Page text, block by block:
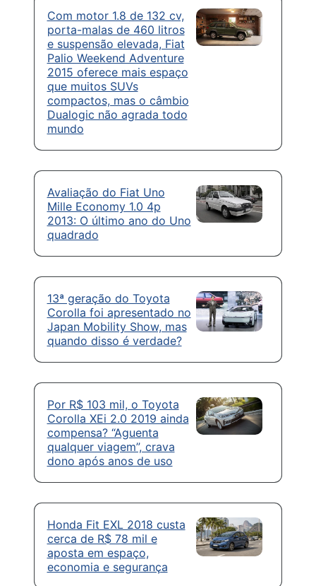
Com motor 1.8 de 132 cv,
porta-malas de 460 litros
e suspensão elevada, Fiat
Palio Weekend Adventure
2015 oferece mais espaço
que muitos SUVs
compactos, mas o câmbio
Dualogic não agrada todo
mundo
Avaliação do Fiat Uno
Mille Economy 1.0 4p
2013: O último ano do Uno
quadrado
13ª geração do Toyota
Corolla foi apresentado no
Japan Mobility Show, mas
quando disso é verdade?
Por R$ 103 mil, o Toyota
Corolla XEi 2.0 2019 ainda
compensa? “Aguenta
qualquer viagem”, crava
dono após anos de uso
Honda Fit EXL 2018 custa
cerca de R$ 78 mil e
aposta em espaço,
economia e segurança